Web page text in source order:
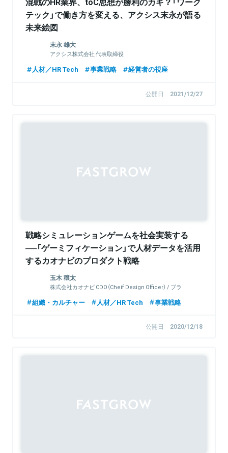
テック」で働き方を変える、アクシス末永が語る
未来絵図
末永 雄大
アクシス株式会社 代表取締役
人材／HR Tech 事業戦略 経営者の視座
公開日 2021/12/27
戦略シミュレーションゲームを社会実装する
──「ゲーミフィケーション」で人材データを活用
するカオナビのプロダクト戦略
玉木 穣太
株式会社カオナビ CDO（Cheif Design Officer） / ブラ
組織・カルチャー 人材／HR Tech 事業戦略
公開日 2020/12/18